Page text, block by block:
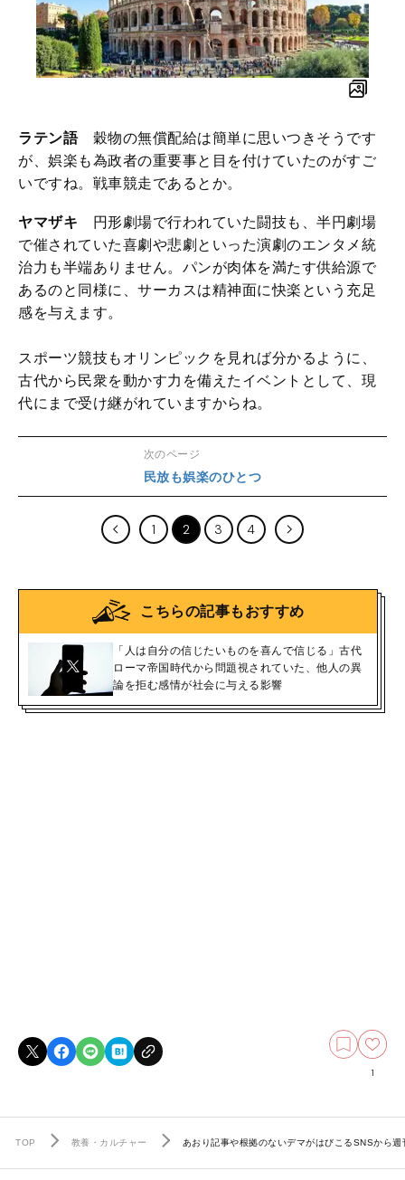
ラテン語穀物の無償配給は簡単に思いつきそうです
が、娯楽も為政者の重要事と目を付けていたのがすご
いですね。戦車競走であるとか。
ヤマザキ 円形劇場で行われていた闘技も、半円劇場
で催されていた喜劇や悲劇といった演劇のエンタメ統
治力も半端ありません。パンが肉体を満たす供給源で
あるのと同様に、サーカスは精神面に快楽という充足
感を与えます。
スポーツ競技もオリンピックを見れば分かるように、
古代から民衆を動かす力を備えたイベントとして、現
代にまで受け継がれていますからね。
次のページ
民放も娯楽のひとつ
1 2 3 4
こちらの記事もおすすめ
「人は自分の信じたいものを喜んで信じる」古代
ローマ帝国時代から問題視されていた、他人の異
論を拒む感情が社会に与える影響
1
TOP 教養・カルチャー あおり記事や根拠のないデマがはびこるSNSから